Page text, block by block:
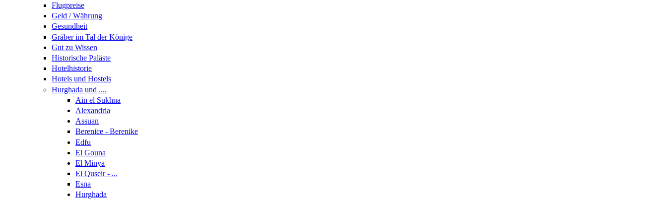
Flugpreise
Geld / Währung
Gesundheit
Gräber im Tal der Könige
Gut zu Wissen
Historische Paläste
Hotelhistorie
Hotels und Hostels
Hurghada und ....
Ain el Sukhna
Alexandria
Assuan
Berenice - Berenike
Edfu
El Gouna
El Minyā
El Quseir - ...
Esna
Hurghada